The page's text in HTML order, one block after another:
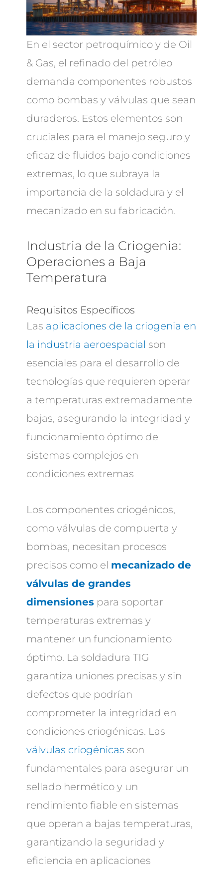
En el sector petroquímico y de Oil
& Gas, el refinado del petróleo
demanda componentes robustos
como bombas y válvulas que sean
duraderos. Estos elementos son
cruciales para el manejo seguro y
eficaz de fluidos bajo condiciones
extremas, lo que subraya la
importancia de la soldadura y el
mecanizado en su fabricación.
Industria de la Criogenia:
Operaciones a Baja
Temperatura
Requisitos Específicos
Las aplicaciones de la criogenia en
la industria aeroespacial son
esenciales para el desarrollo de
tecnologías que requieren operar
a temperaturas extremadamente
bajas, asegurando la integridad y
funcionamiento óptimo de
sistemas complejos en
condiciones extremas
Los componentes criogénicos,
como válvulas de compuerta y
bombas, necesitan procesos
precisos como el mecanizado de
válvulas de grandes
dimensiones para soportar
temperaturas extremas y
mantener un funcionamiento
óptimo. La soldadura TIG
garantiza uniones precisas y sin
defectos que podrían
comprometer la integridad en
condiciones criogénicas. Las
válvulas criogénicas son
fundamentales para asegurar un
sellado hermético y un
rendimiento fiable en sistemas
que operan a bajas temperaturas,
garantizando la seguridad y
eficiencia en aplicaciones